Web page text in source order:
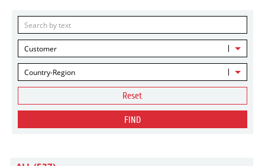
Customer
Country-Region
Reset
FIND